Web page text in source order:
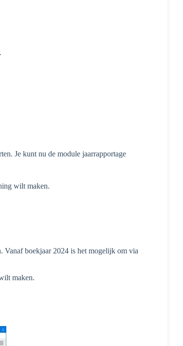
Je kunt nu de module jaarrapportage
wilt maken.
Vanaf boekjaar 2024 is het mogelijk om via
maken.